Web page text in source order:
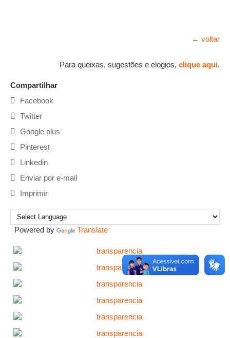
← voltar
Para queixas, sugestões e elogios, clique aqui.
Compartilhar
Facebook
Twitter
Google plus
Pinterest
Linkedin
Enviar por e-mail
Imprimir
Powered by Translate